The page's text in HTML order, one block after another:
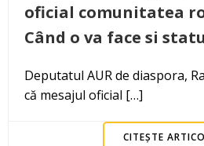
oficial comunitatea
Când o va face si
Deputatul AUR de diaspora,
că mesajul oficial […]
CITEȘTE